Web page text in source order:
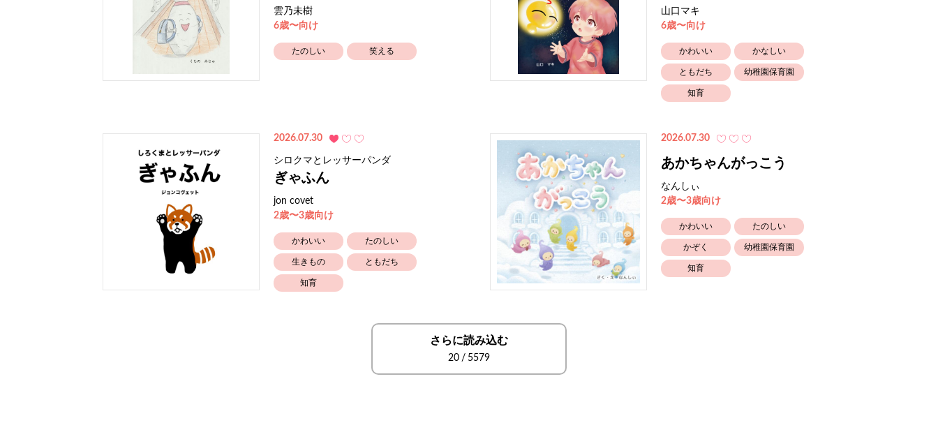
雲乃未樹
6歳〜向け
たのしい 笑える
山口マキ
6歳〜向け
かわいい かなしい
ともだち 幼稚園保育園
知育
2026.07.30
シロクマとレッサーパンダ
ぎゃふん
jon covet
2歳〜3歳向け
かわいい たのしい
生きもの ともだち
知育
2026.07.30
あかちゃんがっこう
なんしぃ
2歳〜3歳向け
かわいい たのしい
かぞく 幼稚園保育園
知育
さらに読み込む
20 / 5579